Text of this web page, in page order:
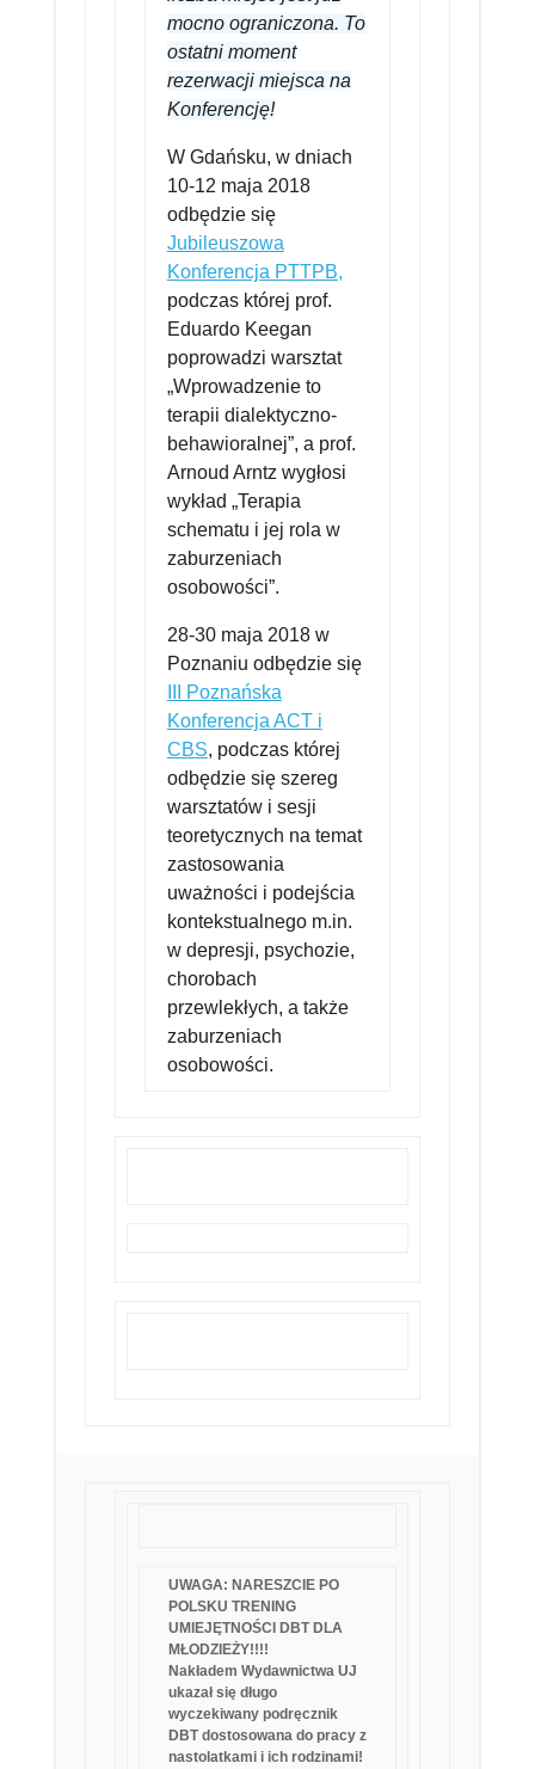
mocno ograniczona. To
ostatni moment
rezerwacji miejsca na
Konferencję!
W Gdańsku, w dniach
10-12 maja 2018
odbędzie się
Jubileuszowa
Konferencja PTTPB,
podczas której prof.
Eduardo Keegan
poprowadzi warsztat
„Wprowadzenie to
terapii dialektyczno-
behawioralnej”, a prof.
Arnoud Arntz wygłosi
wykład „Terapia
schematu i jej rola w
zaburzeniach
osobowości”.
28-30 maja 2018 w
Poznaniu odbędzie się
III Poznańska
Konferencja ACT i
CBS, podczas której
odbędzie się szereg
warsztatów i sesji
teoretycznych na temat
zastosowania
uważności i podejścia
kontekstualnego m.in.
w depresji, psychozie,
chorobach
przewlekłych, a także
zaburzeniach
osobowości.
UWAGA: NARESZCIE PO
POLSKU TRENING
UMIEJĘTNOŚCI DBT DLA
MŁODZIEŻY!!!!
Nakładem Wydawnictwa UJ
ukazał się długo
wyczekiwany podręcznik
DBT dostosowana do pracy z
nastolatkami i ich rodzinami!